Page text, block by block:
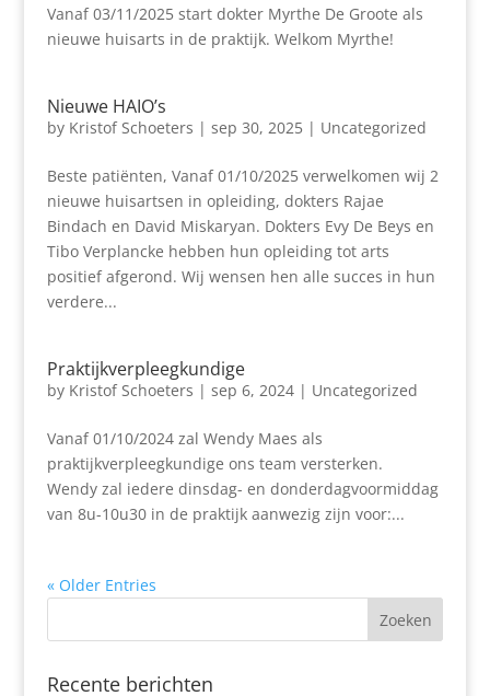
Vanaf 03/11/2025 start dokter Myrthe De Groote als
nieuwe huisarts in de praktijk. Welkom Myrthe!
Nieuwe HAIO’s
by Kristof Schoeters | sep 30, 2025| Uncategorized
Beste patiënten, Vanaf 01/10/2025 verwelkomen wij 2
nieuwe huisartsen in opleiding, dokters Rajae
Bindach en David Miskaryan. Dokters Evy De Beys en
Tibo Verplancke hebben hun opleiding tot arts
positief afgerond. Wij wensen hen alle succes in hun
verdere...
Praktijkverpleegkundige
by Kristof Schoeters | sep 6, 2024| Uncategorized
Vanaf 01/10/2024 zal Wendy Maes als
praktijkverpleegkundige ons team versterken.
Wendy zal iedere dinsdag- en donderdagvoormiddag
van 8u-10u30 in de praktijk aanwezig zijn voor:...
« Older Entries
Recente berichten